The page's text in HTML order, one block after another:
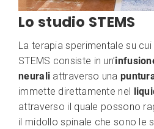
Lo studio STEMS
La terapia sperimentale su
STEMS consiste in un’
neurali attraverso una
immette direttamente nel
attraverso il quale possono
il midollo spinale che sono le